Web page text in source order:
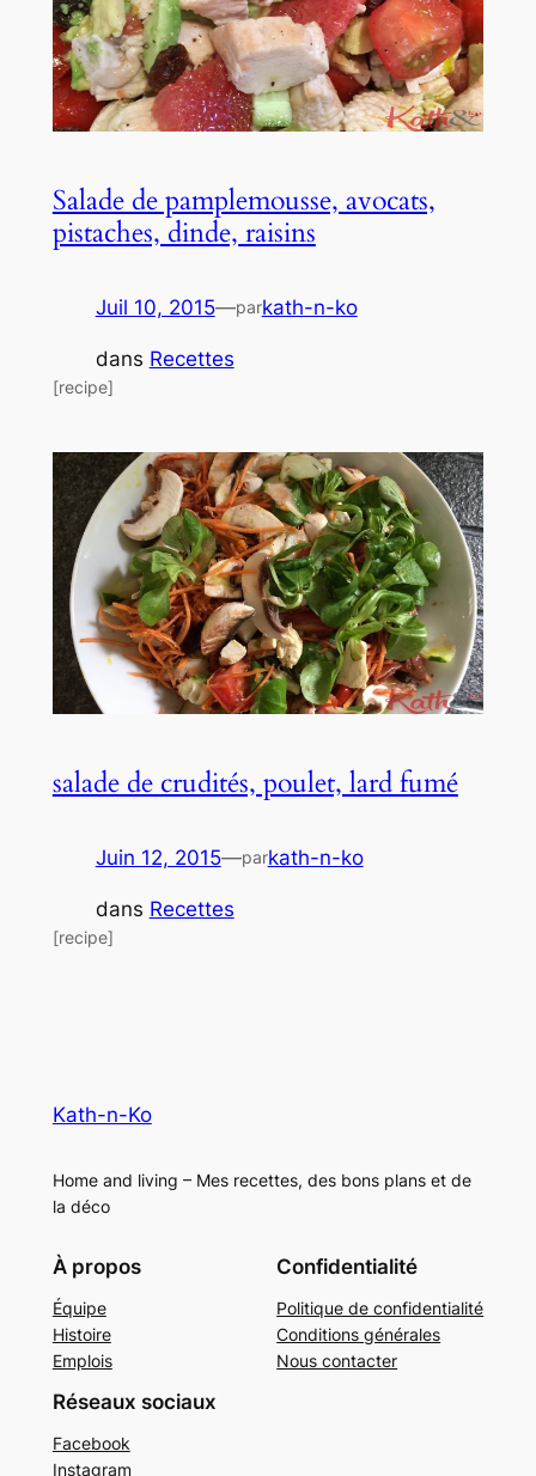
Salade de pamplemousse, avocats,
pistaches, dinde, raisins
Juil 10, 2015—parkath-n-ko
dans Recettes
[recipe]
salade de crudités, poulet, lard fumé
Juin 12, 2015—parkath-n-ko
dans Recettes
[recipe]
Kath-n-Ko
Home and living – Mes recettes, des bons plans et de
la déco
À propos
Équipe
Histoire
Emplois
Confidentialité
Politique de confidentialité
Conditions générales
Nous contacter
Réseaux sociaux
Facebook
Instagram